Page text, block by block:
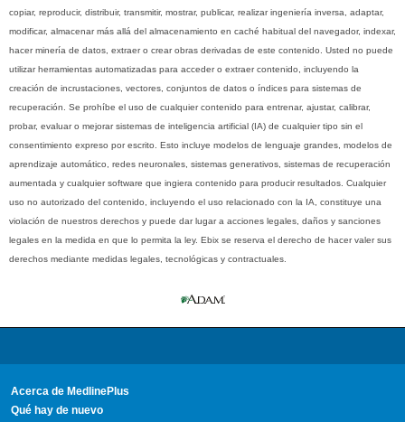
copiar, reproducir, distribuir, transmitir, mostrar, publicar, realizar ingeniería inversa, adaptar,
modificar, almacenar más allá del almacenamiento en caché habitual del navegador, indexar,
hacer minería de datos, extraer o crear obras derivadas de este contenido. Usted no puede
utilizar herramientas automatizadas para acceder o extraer contenido, incluyendo la
creación de incrustaciones, vectores, conjuntos de datos o índices para sistemas de
recuperación. Se prohíbe el uso de cualquier contenido para entrenar, ajustar, calibrar,
probar, evaluar o mejorar sistemas de inteligencia artificial (IA) de cualquier tipo sin el
consentimiento expreso por escrito. Esto incluye modelos de lenguaje grandes, modelos de
aprendizaje automático, redes neuronales, sistemas generativos, sistemas de recuperación
aumentada y cualquier software que ingiera contenido para producir resultados. Cualquier
uso no autorizado del contenido, incluyendo el uso relacionado con la IA, constituye una
violación de nuestros derechos y puede dar lugar a acciones legales, daños y sanciones
legales en la medida en que lo permita la ley. Ebix se reserva el derecho de hacer valer sus
derechos mediante medidas legales, tecnológicas y contractuales.
Acerca de MedlinePlus
Qué hay de nuevo